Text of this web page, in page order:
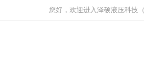
您好，欢迎进入泽硕液压科技